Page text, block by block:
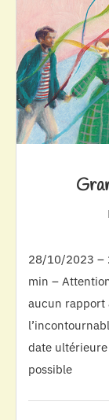
28/10/2023 –
min –
aucun rapport
date
possible